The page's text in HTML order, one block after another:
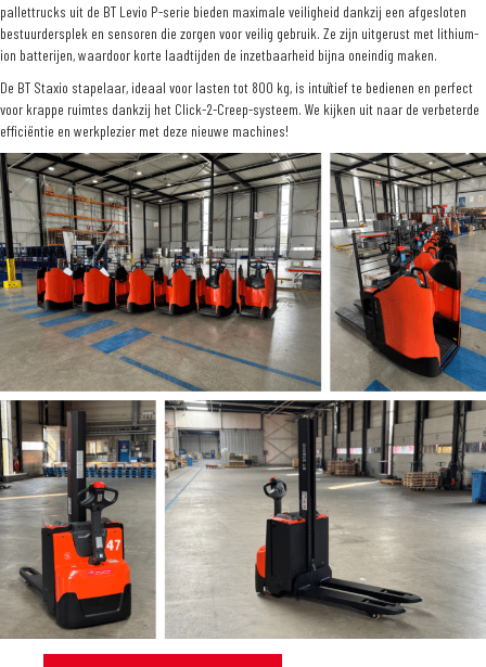
pallettrucks uit de BT Levio P-serie bieden maximale veiligheid dankzij een afgesloten
bestuurdersplek en sensoren die zorgen voor veilig gebruik. Ze zijn uitgerust met lithium-
ion batterijen, waardoor korte laadtijden de inzetbaarheid bijna oneindig maken.
De BT Staxio stapelaar, ideaal voor lasten tot 800 kg, is intuïtief te bedienen en perfect
voor krappe ruimtes dankzij het Click-2-Creep-systeem. We kijken uit naar de verbeterde
efficiëntie en werkplezier met deze nieuwe machines!